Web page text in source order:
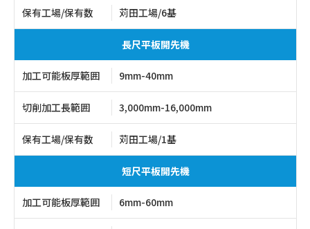
保有工場/保有数 苅田工場/6基
長尺平板開先機
加工可能板厚範囲 9mm-40mm
切削加工長範囲 3,000mm-16,000mm
保有工場/保有数 苅田工場/1基
短尺平板開先機
加工可能板厚範囲 6mm-60mm